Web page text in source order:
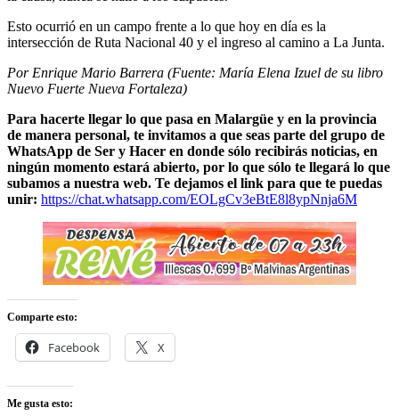
Esto ocurrió en un campo frente a lo que hoy en día es la
intersección de Ruta Nacional 40 y el ingreso al camino a La Junta.
Por Enrique Mario Barrera (Fuente: María Elena Izuel de su libro
Nuevo Fuerte Nueva Fortaleza)
Para hacerte llegar lo que pasa en Malargüe y en la provincia
de manera personal, te invitamos a que seas parte del grupo de
WhatsApp de Ser y Hacer en donde sólo recibirás noticias, en
ningún momento estará abierto, por lo que sólo te llegará lo que
subamos a nuestra web. Te dejamos el link para que te puedas
unir: https://chat.whatsapp.com/EOLgCv3eBtE8l8ypNnja6M
Comparte esto:
Facebook X
Me gusta esto: